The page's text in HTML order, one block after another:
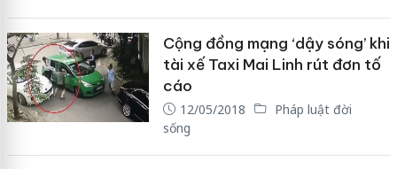
Cộng đồng mạng ‘dậy sóng’ khi
tài xế Taxi Mai Linh rút đơn tố
cáo
12/05/2018
Pháp luật đời
sống